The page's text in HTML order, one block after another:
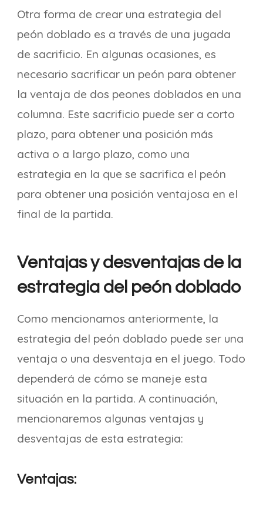
Otra forma de crear una estrategia del
peón doblado es a través de una jugada
de sacrificio. En algunas ocasiones, es
necesario sacrificar un peón para obtener
la ventaja de dos peones doblados en una
columna. Este sacrificio puede ser a corto
plazo, para obtener una posición más
activa o a largo plazo, como una
estrategia en la que se sacrifica el peón
para obtener una posición ventajosa en el
final de la partida.
Ventajas y desventajas de la
estrategia del peón doblado
Como mencionamos anteriormente, la
estrategia del peón doblado puede ser una
ventaja o una desventaja en el juego. Todo
dependerá de cómo se maneje esta
situación en la partida. A continuación,
mencionaremos algunas ventajas y
desventajas de esta estrategia:
Ventajas: